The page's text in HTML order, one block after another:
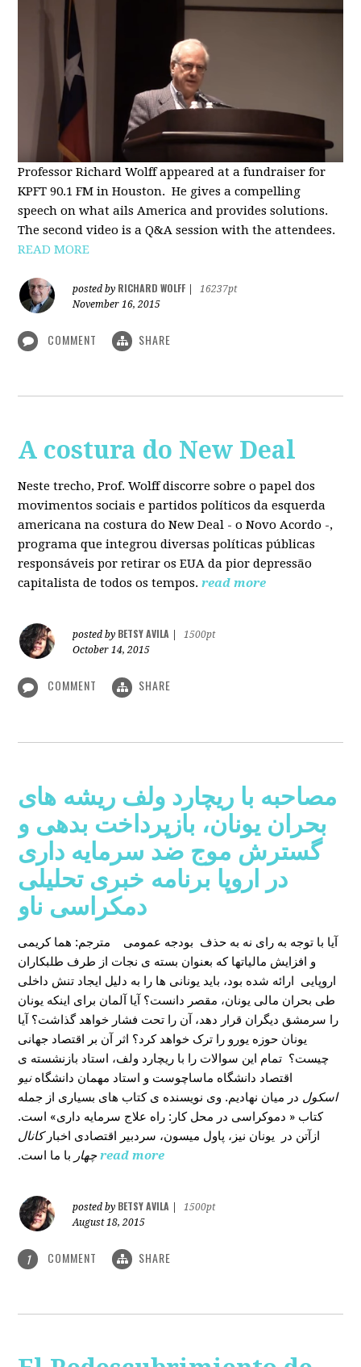
Professor Richard Wolff appeared at a fundraiser for
KPFT 90.1 FM in Houston. He gives a compelling
speech on what ails America and provides solutions.
The second video is a Q&A session with the attendees.
READ MORE
posted by RICHARD WOLFF
16237pt
November 16, 2015
COMMENT SHARE
A costura do New Deal
Neste trecho, Prof. Wolff discorre sobre o papel dos
movimentos sociais e partidos políticos da esquerda
americana na costura do New Deal - o Novo Acordo -,
programa que integrou diversas políticas públicas
responsáveis por retirar os EUA da pior depressão
capitalista de todos os tempos. read more
posted by BETSY AVILA
1500pt
October 14, 2015
COMMENT SHARE
مصاحبه با ریچارد ولف ریشه های
بحران یونان، بازپرداخت بدهی و
گسترش موج ضد سرمایه داری
در اروپا برنامه خبری تحلیلی
دمکراسی ناو
مترجم: هما کریمی
آیا با توجه به رای نه به حذف بودجه عمومی
و افزایش مالیاتها که بعنوان بسته ی نجات از طرف طلبکاران
اروپایی ارائه شده بود، باید یونانی ها را به دلیل ایجاد تنش داخلی
طی بحران مالی یونان، مقصر دانست؟ آیا آلمان برای اینکه یونان
را سرمشق دیگران قرار دهد، آن را تحت فشار خواهد گذاشت؟ آیا
یونان حوزه یورو را ترک خواهد کرد؟ اثر آن بر اقتصاد جهانی
چیست؟ تمام این سوالات را با ریچارد ولف، استاد بازنشسته ی
اقتصاد دانشگاه ماساچوست و استاد مهمان دانشگاهنیو
اسکول در میان نهادیم. وی نویسنده ی کتاب های بسیاری از جمله
کتاب « دموکراسی در محل کار: راه علاج سرمایه داری» است.
ازآتن در یونان نیز، پاول میسون، سردبیر اقتصادی اخبارکانال
چهار با ما است. read more
posted by BETSY AVILA
1500pt
August 18, 2015
1 COMMENT SHARE